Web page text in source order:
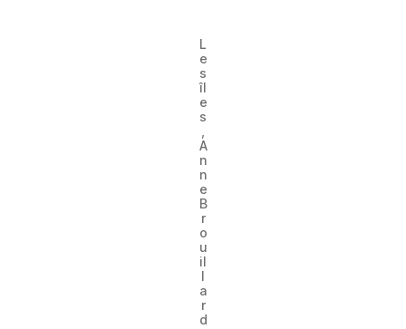
L
e
s
îl
e
s
,
A
n
n
e
B
r
o
u
il
l
a
r
d